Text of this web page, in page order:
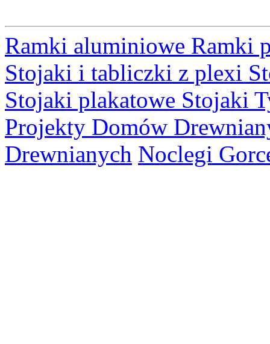
Ramki aluminiowe Ramki
Stojaki i tabliczki z plexi
Stojaki plakatowe Stojaki
Projekty Domów
Drewnianych Noclegi